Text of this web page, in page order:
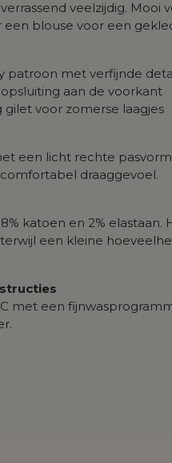
veelzijdig. Mooi
een blouse voor een
patroon met verfijnde
aan de voorkant
gilet voor zomerse laagjes
een licht rechte
draaggevoel.
katoen en 2%
een kleine
met een